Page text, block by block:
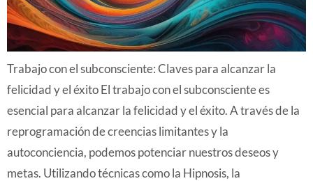
Trabajo con el subconsciente: Claves para alcanzar la
felicidad y el éxito El trabajo con el subconsciente es
esencial para alcanzar la felicidad y el éxito. A través de la
reprogramación de creencias limitantes y la
autoconciencia, podemos potenciar nuestros deseos y
metas. Utilizando técnicas como la Hipnosis, la